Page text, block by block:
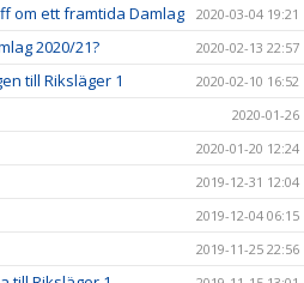
om ett framtida Damlag 2020-03-04 19:21
2020/21? 2020-02-13 22:57
till Riksläger 1 2020-02-10 16:52
2020-01-26
2020-01-20 12:24
2019-12-31 12:04
2019-12-04 06:15
2019-11-25 22:56